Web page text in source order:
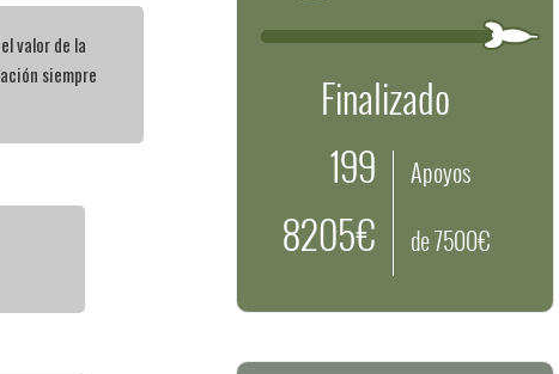
valor de la
siempre
Finalizado
199
8205€
Apoyos
de 7500€